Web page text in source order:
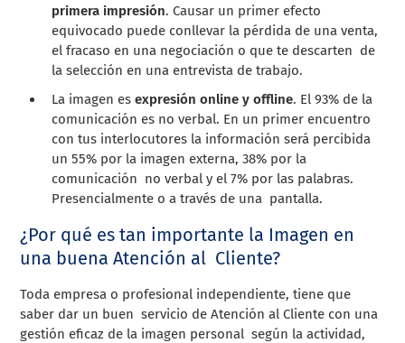
primera impresión. Causar un primer efecto
equivocado puede conllevar la pérdida de una venta,
el fracaso en una negociación o que te descarten de
la selección en una entrevista de trabajo.
La imagen esexpresión online y offline. El 93% de la
comunicación es no verbal. En un primer encuentro
con tus interlocutores la información será percibida
un 55% por la imagen externa, 38% por la
comunicación no verbal y el 7% por las palabras.
Presencialmente o a través de una pantalla.
¿Por qué es tan importante la Imagen en
una buena Atención al Cliente?
Toda empresa o profesional independiente, tiene que
saber dar un buen servicio de Atención al Cliente con una
gestión eficaz de la imagen personal según la actividad,